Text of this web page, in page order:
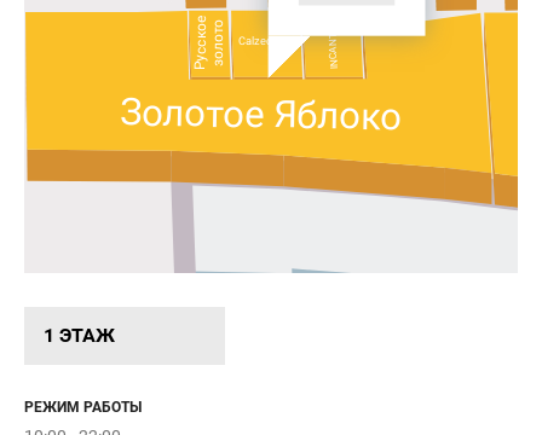
1 ЭТАЖ
РЕЖИМ РАБОТЫ
Русскоезолото Calzedonia INCANTO
Золотое Яблоко